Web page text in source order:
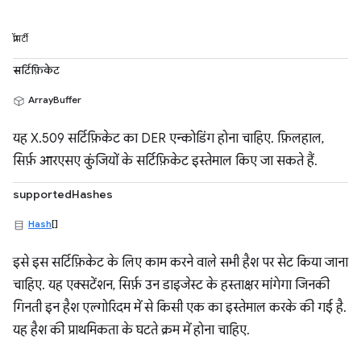
प्रॉपर्टी
सर्टिफ़िकेट
ArrayBuffer
यह X.509 सर्टिफ़िकेट का DER एन्कोडिंग होना चाहिए. फ़िलहाल,
सिर्फ़ आरएसए कुंजियों के सर्टिफ़िकेट इस्तेमाल किए जा सकते हैं.
supportedHashes
Hash[]
इसे इस सर्टिफ़िकेट के लिए काम करने वाले सभी हैश पर सेट किया जाना
चाहिए. यह एक्सटेंशन, सिर्फ़ उन डाइजेस्ट के हस्ताक्षर मांगेगा जिनकी
गिनती इन हैश एल्गोरिदम में से किसी एक का इस्तेमाल करके की गई है.
यह हैश की प्राथमिकता के घटते क्रम में होना चाहिए.